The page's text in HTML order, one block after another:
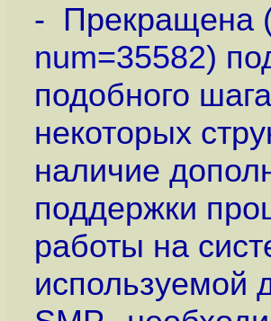
- Прекращена
num=35582)
подобного
некоторых
наличие
поддержки
работы на
используемой